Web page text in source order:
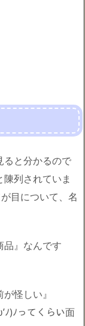
ると分かるので
列されていま
品』なんです
怪しい』
ﾉ)ﾉってくらい面